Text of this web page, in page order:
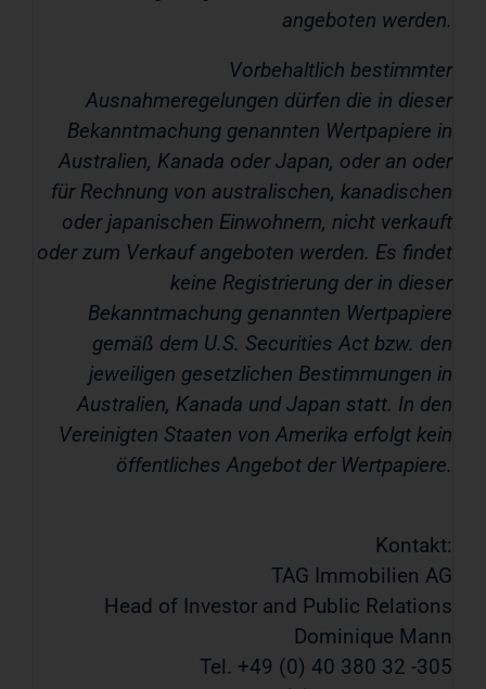
angeboten werden.
Vorbehaltlich bestimmter
Ausnahmeregelungen dürfen die in dieser
Bekanntmachung genannten Wertpapiere in
Australien, Kanada oder Japan, oder an oder
für Rechnung von australischen, kanadischen
oder japanischen Einwohnern, nicht verkauft
oder zum Verkauf angeboten werden. Es findet
keine Registrierung der in dieser
Bekanntmachung genannten Wertpapiere
gemäß dem U.S. Securities Act bzw. den
jeweiligen gesetzlichen Bestimmungen in
Australien, Kanada und Japan statt. In den
Vereinigten Staaten von Amerika erfolgt kein
öffentliches Angebot der Wertpapiere.
Kontakt:
TAG Immobilien AG
Head of Investor and Public Relations
Dominique Mann
Tel. +49 (0) 40 380 32 -305